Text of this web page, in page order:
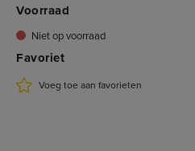
Voorraad
Niet op voorraad
Favoriet
Voeg toe aan favorieten